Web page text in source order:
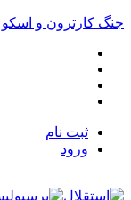
جنگ کارترون و اسکو
ثبت نام
ورود